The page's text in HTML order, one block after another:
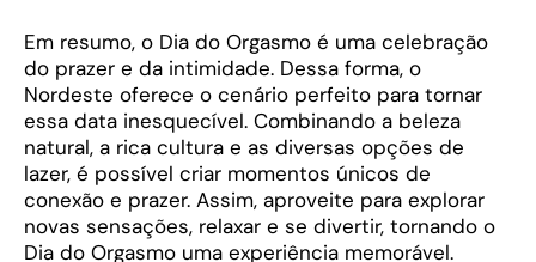
Em resumo, o Dia do Orgasmo é uma celebração
do prazer e da intimidade. Dessa forma, o
Nordeste oferece o cenário perfeito para tornar
essa data inesquecível. Combinando a beleza
natural, a rica cultura e as diversas opções de
lazer, é possível criar momentos únicos de
conexão e prazer. Assim, aproveite para explorar
novas sensações, relaxar e se divertir, tornando o
Dia do Orgasmo uma experiência memorável.